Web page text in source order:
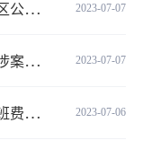
2023-07-07
吗？
2023-07-07
案？
2023-07-06
？